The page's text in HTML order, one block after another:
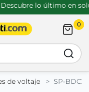
lo último en
0
de voltaje SP-